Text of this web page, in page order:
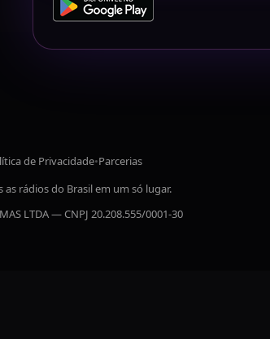
de Privacidade•Parcerias
rádios do Brasil em um só lugar.
LTDA — CNPJ 20.208.555/0001-30